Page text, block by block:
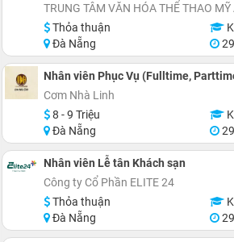
TRUNG TÂM VĂN HÓA THỂ THAO MỸ
Thỏa thuận
Đà Nẵng
Nhân viên Phục Vụ (Fulltime,
Cơm Nhà Linh
8 - 9 Triệu
Đà Nẵng
Nhân viên Lễ tân Khách sạn
Công ty Cổ Phần ELITE 24
Thỏa thuận
Đà Nẵng